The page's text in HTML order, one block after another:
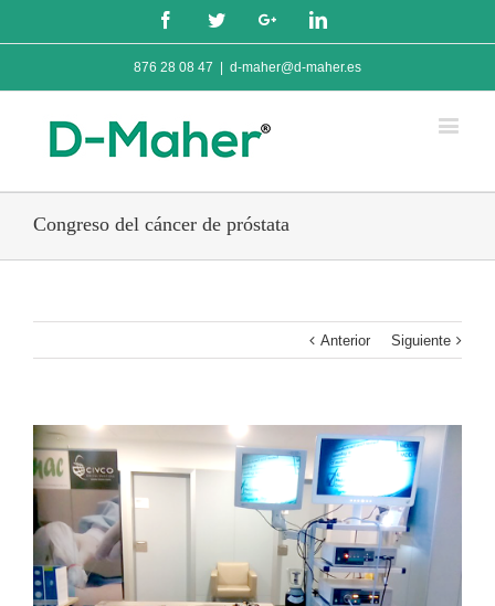
FacebookTwitterGoogle+Linkedin
876 28 08 47 d-maher@d-maher.es
Congreso del cáncer de próstata
Anterior Siguiente
View
Larger
Image